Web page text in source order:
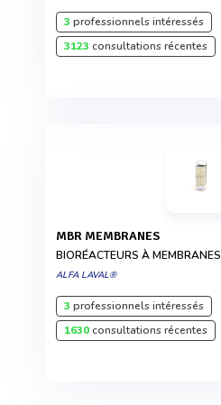
3 professionnels intéressés
3123 consultations récentes
MBR MEMBRANES
BIORÉACTEURS À MEMBRANES
ALFA LAVAL®
3 professionnels intéressés
1630consultations récentes